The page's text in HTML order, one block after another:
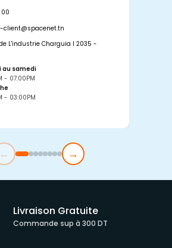
00
client@spacenet.tn
L'industrie Charguia I 2035 -
au samedi
- 07:00PM
- 03:00PM
← →
Livraison Gratuite
Commande sup à 300 DT